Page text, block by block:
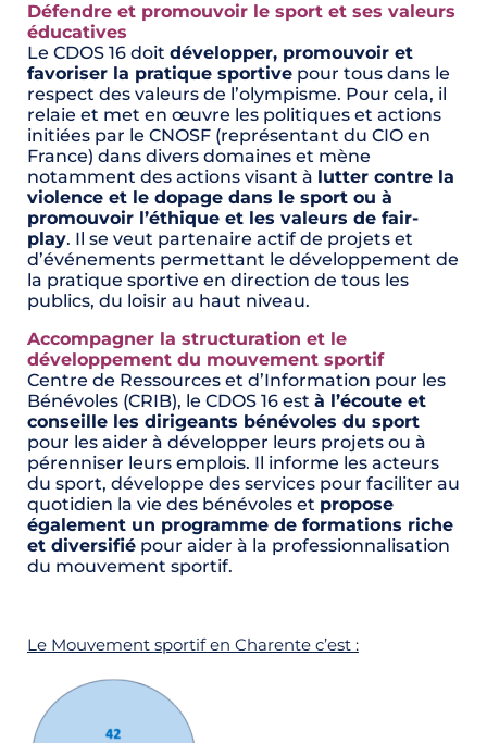
Défendre et promouvoir le sport et ses valeurs
éducatives
Le CDOS 16 doit développer, promouvoir et
favoriser la pratique sportive pour tous dans le
respect des valeurs de l’olympisme. Pour cela, il
relaie et met en œuvre les politiques et actions
initiées par le CNOSF (représentant du CIO en
France) dans divers domaines et mène
notamment des actions visant à lutter contre la
violence et le dopage dans le sport ou à
promouvoir l’éthique et les valeurs de fair-
play. Il se veut partenaire actif de projets et
d’événements permettant le développement de
la pratique sportive en direction de tous les
publics, du loisir au haut niveau.
Accompagner la structuration et le
développement du mouvement sportif
Centre de Ressources et d’Information pour les
Bénévoles (CRIB), le CDOS 16 est à l’écoute et
conseille les dirigeants bénévoles du sport
pour les aider à développer leurs projets ou à
pérenniser leurs emplois. Il informe les acteurs
du sport, développe des services pour faciliter au
quotidien la vie des bénévoles et propose
également un programme de formations riche
et diversifié pour aider à la professionnalisation
du mouvement sportif.
Le Mouvement sportif en Charente c’est :